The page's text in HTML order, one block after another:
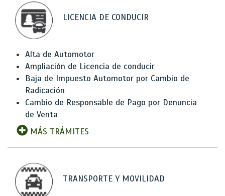
LICENCIA DE CONDUCIR
Alta de Automotor
Ampliación de Licencia de conducir
Baja de Impuesto Automotor por Cambio de
Radicación
Cambio de Responsable de Pago por Denuncia
de Venta
MÁS TRÁMITES
TRANSPORTE Y MOVILIDAD